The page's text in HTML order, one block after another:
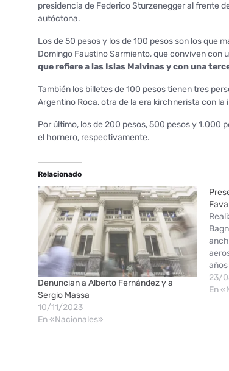
presidencia de Federico Sturzenegger al frente
autóctona.
Los de 50 pesos y los de 100 pesos son los que
Domingo Faustino Sarmiento, que conviven con
que refiere a las Islas Malvinas y con una
También los billetes de 100 pesos tienen tres
Argentino Roca, otra de la era kirchnerista con
Por último, los de 200 pesos, 500 pesos y 1.000
el hornero, respectivamente.
Relacionado
Denuncian a Alberto Fernández y a
Sergio Massa
10/11/2023
En «Nacionales»
23/
En